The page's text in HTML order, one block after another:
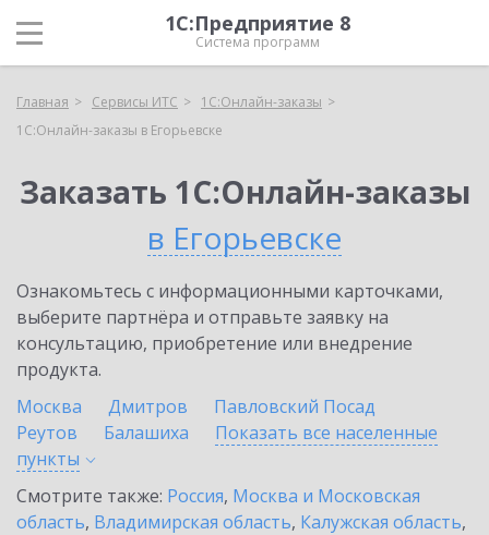
1С:Предприятие 8
Система программ
Главная Сервисы ИТС
1С:Онлайн-заказы
1С:Онлайн-заказы в Егорьевске
Заказать 1С:Онлайн-заказы
в Егорьевске
Ознакомьтесь с информационными карточками,
выберите партнёра и отправьте заявку на
консультацию, приобретение или внедрение
продукта.
Москва
Дмитров
Павловский Посад
Реутов
Балашиха
Показать все населенные
пункты
Смотрите также: Россия, Москва и Московская
область, Владимирская область, Калужская область,